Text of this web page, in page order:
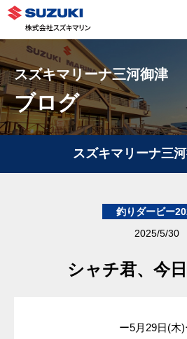
スズキマリーナ三河御津
ブログ
スズキマリーナ三
釣りダービー
2025/5/30
シャチ君、今
ー5月29日(木)